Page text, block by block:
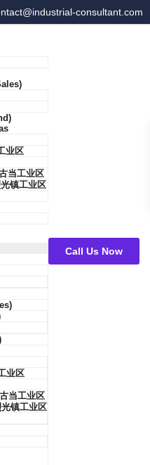
consultant.com
业区
当工业区
镇工业区
业区
当工业区
镇工业区
Call Us Now